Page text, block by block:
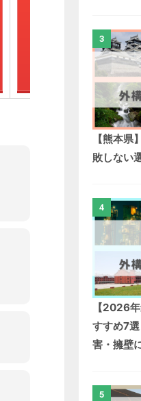
コ
チ
ラ
3
【熊本
敗しない
4
【2026
すすめ7
害・擁壁
5